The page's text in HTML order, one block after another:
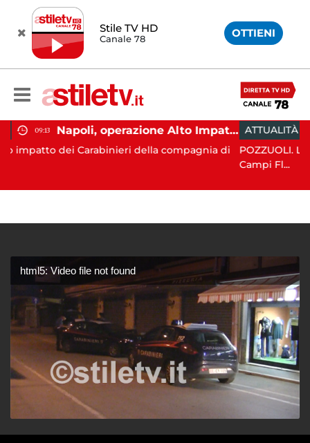
Stile TV HD
Canale 78 OTTIENI
Napoli, operazione Alto Impatto: trovate 252 dosi di droga
della compagnia di
ATTUALITÀ 11:05
POZZUOLI. La terra è tornata a
html5: Video file not found